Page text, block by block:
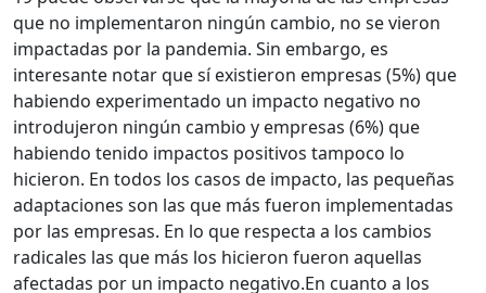
que no implementaron ningún cambio, no se vieron
impactadas por la pandemia. Sin embargo, es
interesante notar que sí existieron empresas (5%) que
habiendo experimentado un impacto negativo no
introdujeron ningún cambio y empresas (6%) que
habiendo tenido impactos positivos tampoco lo
hicieron. En todos los casos de impacto, las pequeñas
adaptaciones son las que más fueron implementadas
por las empresas. En lo que respecta a los cambios
radicales las que más los hicieron fueron aquellas
afectadas por un impacto negativo.En cuanto a los